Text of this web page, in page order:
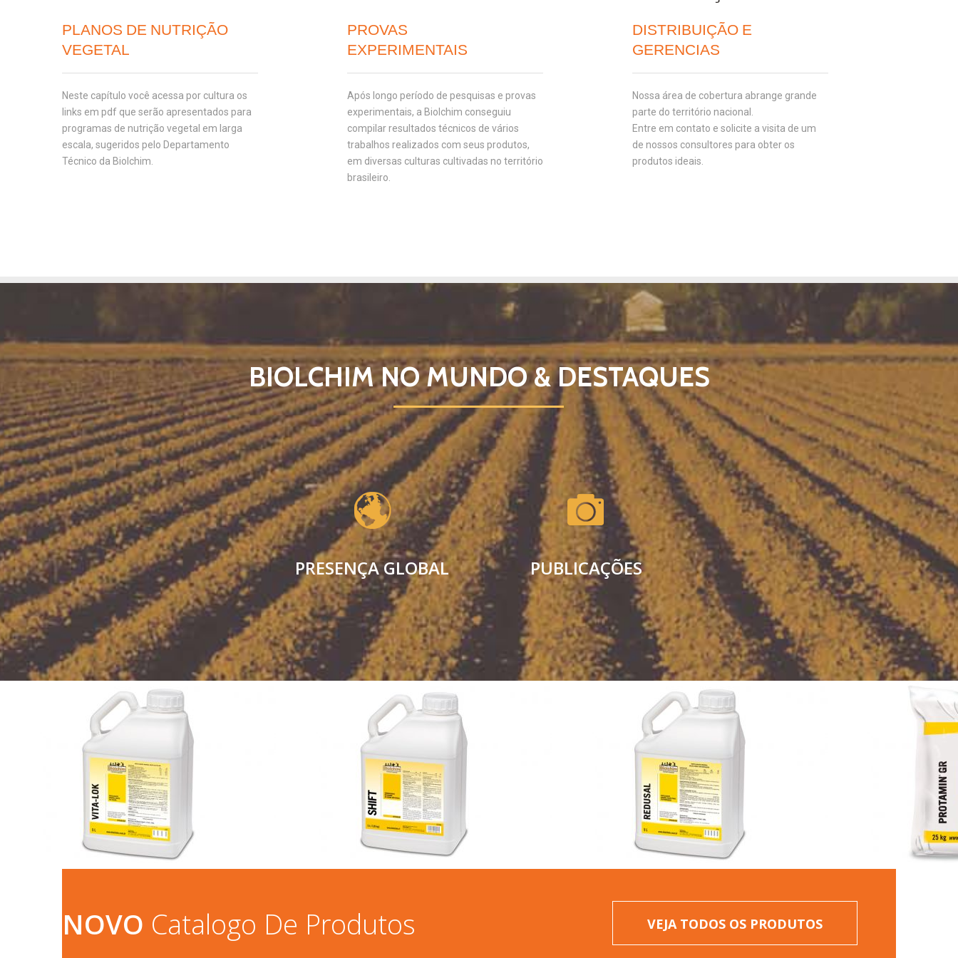
PLANOS DE NUTRIÇÃO
VEGETAL
Neste capítulo você acessa por cultura os
links em pdf que serão apresentados para
programas de nutrição vegetal em larga
escala, sugeridos pelo Departamento
Técnico da Biolchim.
PROVAS
EXPERIMENTAIS
Após longo período de pesquisas e provas
experimentais, a Biolchim conseguiu
compilar resultados técnicos de vários
trabalhos realizados com seus produtos,
em diversas culturas cultivadas no território
brasileiro.
DISTRIBUIÇÃO E
GERENCIAS
Nossa área de cobertura abrange grande
parte do território nacional.
Entre em contato e solicite a visita de um
de nossos consultores para obter os
produtos ideais.
BIOLCHIM NO MUNDO & DESTAQUES
PRESENÇA GLOBAL PUBLICAÇÕES
NOVO Catalogo De Produtos VEJA TODOS OS PRODUTOS